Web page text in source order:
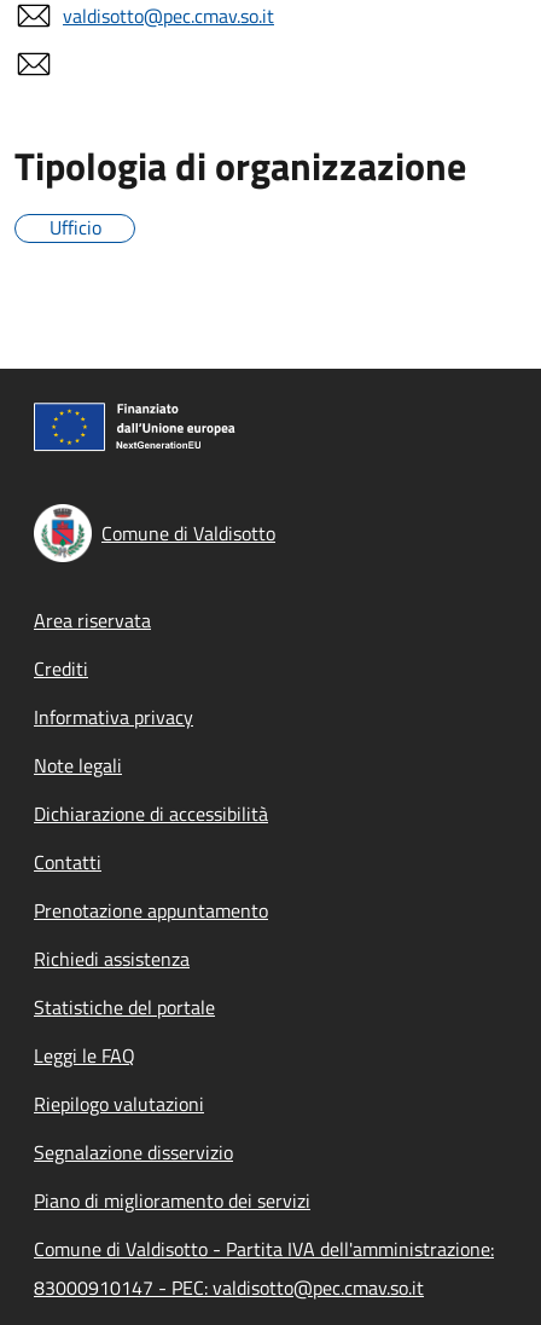
valdisotto@pec.cmav.so.it
Tipologia di organizzazione
Ufficio
Comune di Valdisotto
Footer menu
Area riservata
Crediti
Informativa privacy
Note legali
Dichiarazione di accessibilità
Contatti
Prenotazione appuntamento
Richiedi assistenza
Statistiche del portale
Leggi le FAQ
Riepilogo valutazioni
Segnalazione disservizio
Piano di miglioramento dei servizi
Comune di Valdisotto - Partita IVA dell'amministrazione:
83000910147 - PEC: valdisotto@pec.cmav.so.it